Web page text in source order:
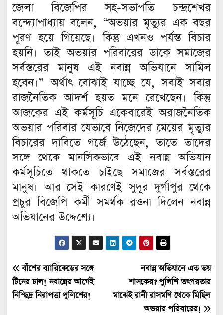
জেলা বিজেপির সহ-সভাপতি চন্দ্রশেখর
বন্দ্যোপাধ্যায় বলেন, “অভয়ার মৃত্যুর এক বছর
পূরণ হয়ে গিয়েছে। কিন্তু এখনও পর্যন্ত বিচার
হয়নি। তাই অভয়ার পরিবারের ডাকে সমাজের
সর্বস্তরের মানুষ এই নবান্ন অভিযানে সামিল
হবেন।” অর্থাৎ বোঝাই যাচ্ছে যে, সবাই সবার
রাজনৈতিক আদর্শ হয়ত মনে রেখেছেন‌। কিন্তু
আজকের এই কর্মসূচি একেবারেই অরাজনৈতিক
অভয়ার পরিবার যেভাবে নিজেদের মেয়ের মৃত্যুর
বিচারের দাবিতে গর্জে উঠেছেন, তাতে তাদের
সঙ্গে থেকে মানসিকভাবে এই নবান্ন অভিযান
কর্মসূচিতে থাকতে চাইছে সমাজের সর্বস্তরের
মানুষ। আর সেই কারণেই সুদূর দুর্গাপুর থেকে
প্রচুর বিজেপি কর্মী সমর্থক রওনা দিলেন নবান্ন
অভিযানের উদ্দেশ্যে।
Post
navigation
নবান্ন অভিযানে এত ভয়
শাসকের? পুলিশি তৎপরতার
মাঝেই রানী রাসমণি থেকে মিছিল
অভয়ার পরিবারের!
বাঁশের ব্যারিকেডের সঙ্গে
টিনের ঢাল! নবান্নের আগেই
নিশ্ছিদ্র নিরাপত্তা পুলিশের!